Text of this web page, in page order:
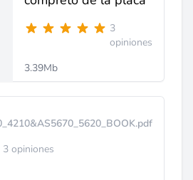
3
opiniones
3.39Mb
3 opiniones